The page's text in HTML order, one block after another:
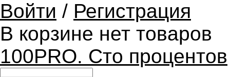
Войти / Регистрация
В корзине нет товаров
100PRO. Сто процентов